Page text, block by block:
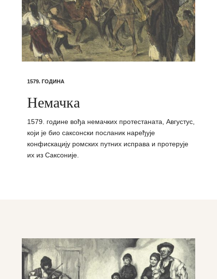
1579. ГОДИНА
Немачка
1579. године вођа немачких протестаната, Августус,
који је био саксонски посланик наређује
конфискацију ромских путних исправа и протерује
их из Саксоније.